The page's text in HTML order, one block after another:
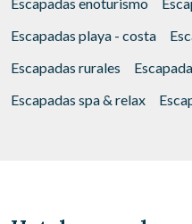
Escapadas enoturismo
Escapadas playa - costa
Escapadas rurales
Escapadas spa & relax